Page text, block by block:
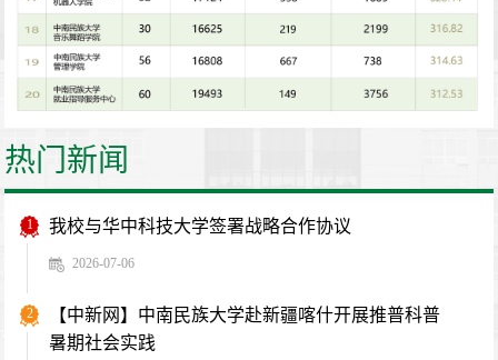
热门新闻
1 我校与华中科技大学签署战略合作协议
2026-07-06
2
【中新网】中南民族大学赴新疆喀什开展推普科普
暑期社会实践